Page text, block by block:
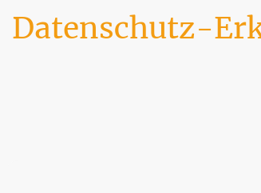
Datenschutz-